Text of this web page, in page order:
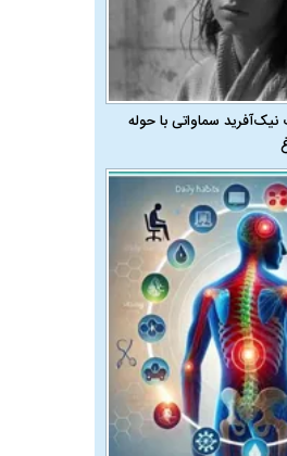
سماواتی با حوله